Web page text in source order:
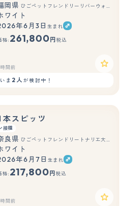
もっと見る
岡県 ひごペットフレンドリーリバーウォーク北九州店
ワイト
年6月3日 生まれ
格: 261,800 円 税込
間前
ま 2人が検討中！
本スピッツ
接種
もっと見る
良県 ひごペットフレンドリートナリエ大和高田店
ワイト
年6月7日 生まれ
格: 217,800 円 税込
間前